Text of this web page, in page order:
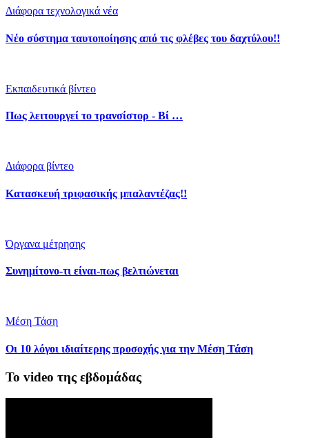
Διάφορα τεχνολογικά νέα
Νέο σύστημα ταυτοποίησης από τις φλέβες του δαχτύλου!!
Εκπαιδευτικά βίντεο
Πως λειτουργεί το τρανσίστορ - Βί …
Διάφορα βίντεο
Κατασκευή τριφασικής μπαλαντέζας!!
Όργανα μέτρησης
Συνημίτονο-τι είναι-πως βελτιώνεται
Μέση Τάση
Οι 10 λόγοι ιδιαίτερης προσοχής για την Μέση Τάση
Το video της εβδομάδας